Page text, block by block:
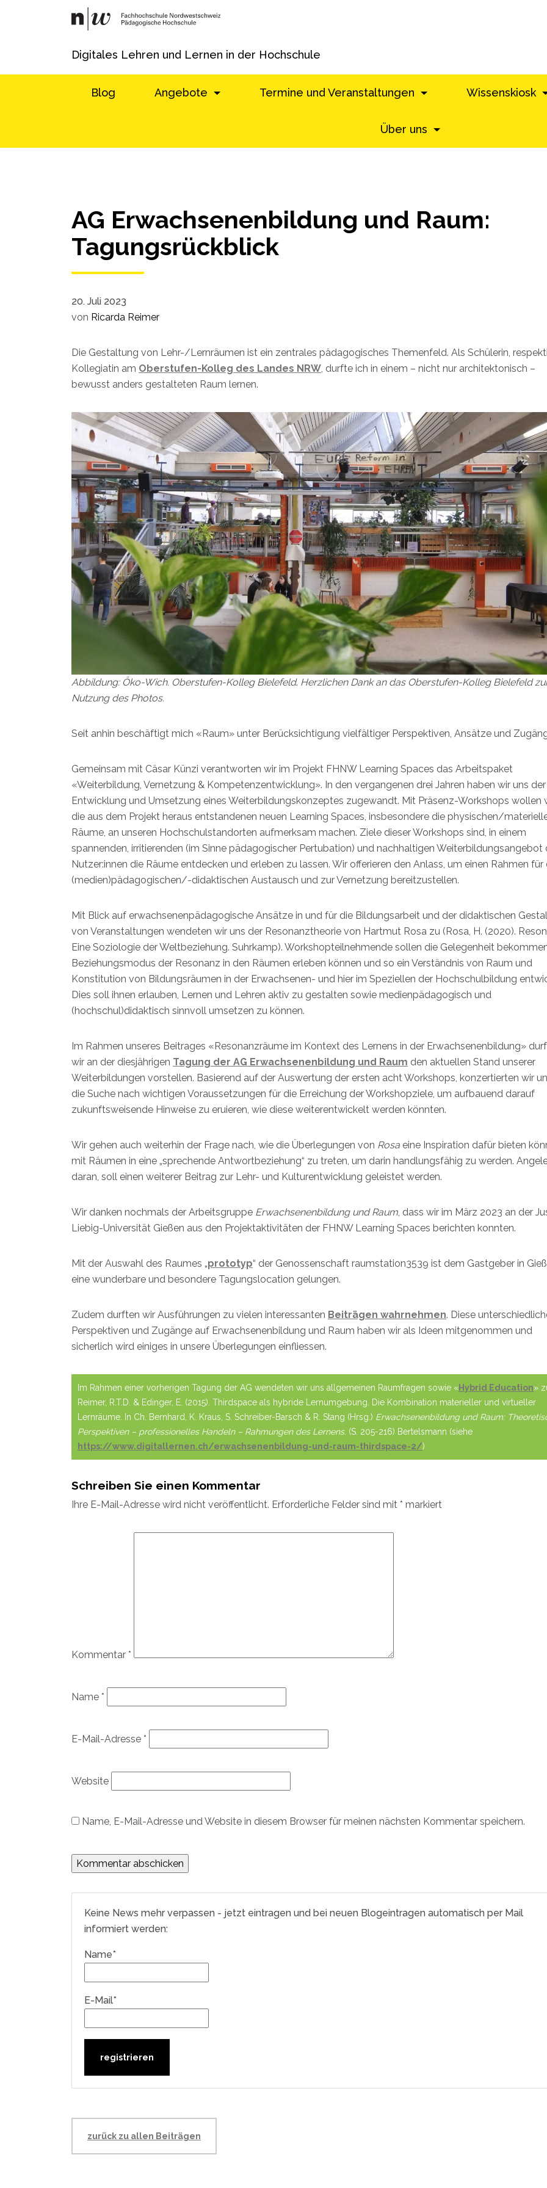
Digitales Lehren und Lernen in der Hochschule
Blog Angebote Termine und Veranstaltungen Wissenskiosk
Über uns
AG Erwachsenenbildung und Raum:
Tagungsrückblick
20. Juli 2023
von Ricarda Reimer
Die Gestaltung von Lehr-/Lernräumen ist ein zentrales pädagogisches Themenfeld. Als Schülerin,
Kollegiatin am Oberstufen-Kolleg des Landes NRW , durfte ich in einem – nicht nur architektonisch –
bewusst anders gestalteten Raum lernen.
Abbildung: Öko-Wich. Oberstufen-Kolleg Bielefeld. Herzlichen Dank an das Oberstufen-Kolleg Bielefeld
Nutzung des Photos.
Seit anhin beschäftigt mich «Raum» unter Berücksichtigung vielfältiger Perspektiven, Ansätze und
Gemeinsam mit Cäsar Künzi verantworten wir im Projekt FHNW Learning Spaces das Arbeitspaket
«Weiterbildung, Vernetzung & Kompetenzentwicklung». In den vergangenen drei Jahren haben wir uns der
Entwicklung und Umsetzung eines Weiterbildungskonzeptes zugewandt. Mit Präsenz-Workshops wollen
die aus dem Projekt heraus entstandenen neuen Learning Spaces, insbesondere die physischen/
Räume, an unseren Hochschulstandorten aufmerksam machen. Ziele dieser Workshops sind, in einem
spannenden, irritierenden (im Sinne pädagogischer Pertubation) und nachhaltigen Weiterbildungsangebot
Nutzer:innen die Räume entdecken und erleben zu lassen. Wir offerieren den Anlass, um einen Rahmen für
(medien)pädagogischen/-didaktischen Austausch und zur Vernetzung bereitzustellen.
Mit Blick auf erwachsenenpädagogische Ansätze in und für die Bildungsarbeit und der didaktischen
von Veranstaltungen wendeten wir uns der Resonanztheorie von Hartmut Rosa zu (Rosa, H. (2020).
Eine Soziologie der Weltbeziehung. Suhrkamp). Workshopteilnehmende sollen die Gelegenheit
Beziehungsmodus der Resonanz in den Räumen erleben können und so ein Verständnis von Raum und
Konstitution von Bildungsräumen in der Erwachsenen- und hier im Speziellen der Hochschulbildung
Dies soll ihnen erlauben, Lernen und Lehren aktiv zu gestalten sowie medienpädagogisch und
(hochschul)didaktisch sinnvoll umsetzen zu können.
Im Rahmen unseres Beitrages «Resonanzräume im Kontext des Lernens in der Erwachsenenbildung»
wir an der diesjährigen Tagung der AG Erwachsenenbildung und Raum den aktuellen Stand unserer
Weiterbildungen vorstellen. Basierend auf der Auswertung der ersten acht Workshops, konzertierten wir
die Suche nach wichtigen Voraussetzungen für die Erreichung der Workshopziele, um aufbauend darauf
zukunftsweisende Hinweise zu eruieren, wie diese weiterentwickelt werden könnten.
Wir gehen auch weiterhin der Frage nach, wie die Überlegungen von Rosa eine Inspiration dafür bieten
mit Räumen in eine „sprechende Antwortbeziehung“ zu treten, um darin handlungsfähig zu werden.
daran, soll einen weiterer Beitrag zur Lehr- und Kulturentwicklung geleistet werden.
Wir danken nochmals der Arbeitsgruppe Erwachsenenbildung und Raum , dass wir im März 2023 an der
Liebig-Universität Gießen aus den Projektaktivitäten der FHNW Learning Spaces berichten konnten.
Mit der Auswahl des Raumes „prototyp“ der Genossenschaft raumstation3539 ist dem Gastgeber in
eine wunderbare und besondere Tagungslocation gelungen.
Zudem durften wir Ausführungen zu vielen interessanten Beiträgen wahrnehmen. Diese
Perspektiven und Zugänge auf Erwachsenenbildung und Raum haben wir als Ideen mitgenommen und
sicherlich wird einiges in unsere Überlegungen einfliessen.
Im Rahmen einer vorherigen Tagung der AG wendeten wir uns allgemeinen Raumfragen sowie «Hybrid Education»
Reimer, R.T.D. & Edinger, E. (2015). Thirdspace als hybride Lernumgebung. Die Kombination materieller und virtueller
Lernräume. In Ch. Bernhard, K. Kraus, S. Schreiber-Barsch & R. Stang (Hrsg.) Erwachsenenbildung und Raum:
Perspektiven – professionelles Handeln – Rahmungen des Lernens. (S. 205-216) Bertelsmann (siehe
https://www.digitallernen.ch/erwachsenenbildung-und-raum-thirdspace-2/)
Schreiben Sie einen Kommentar
Ihre E-Mail-Adresse wird nicht veröffentlicht. Erforderliche Felder sind mit * markiert
Kommentar *
Name *
E-Mail-Adresse *
Website
Name, E-Mail-Adresse und Website in diesem Browser für meinen nächsten Kommentar speichern.
Keine News mehr verpassen - jetzt eintragen und bei neuen Blogeintragen automatisch per Mail
informiert werden:
Name*
E-Mail*
zurück zu allen Beiträgen